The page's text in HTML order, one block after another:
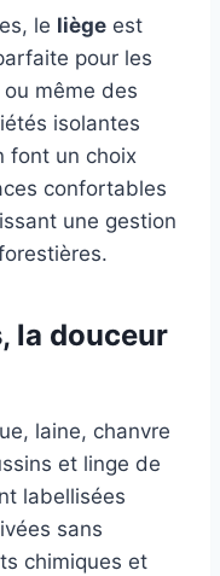
le liège est
pour les
même des
isolantes
font un choix
confortables
une gestion
la douceur
laine, chanvre
et linge de
labellisées
sans
chimiques et